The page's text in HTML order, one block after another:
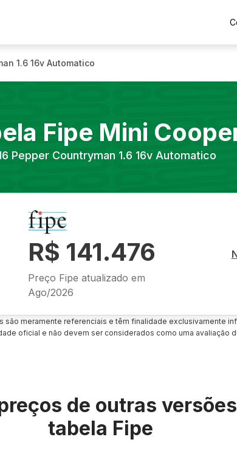
1.6 16v Automatico
Fipe Mini
Pepper Countryman 1.6 16v Automatico
R$ 141.476
Preço Fipe atualizado em
Ago/2026
são meramente referenciais e têm finalidade exclusivamente
oficial e não devem ser considerados como uma avaliação
de outras
tabela Fipe